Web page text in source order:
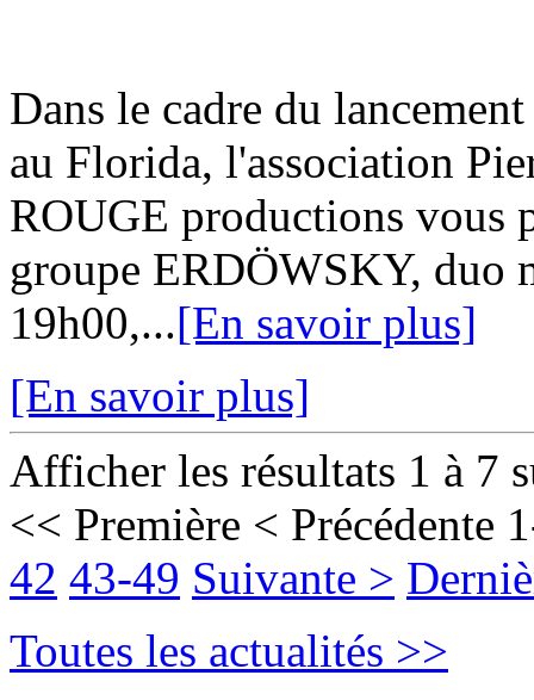
Dans le cadre du
au Florida, l'association
ROUGE productions vous
groupe ERDÖWSKY, duo
19h00,...[En savoir plus]
[En savoir plus]
Afficher les résultats 1 à 7
<< Première < Précédente
42 43-49 Suivante >
Toutes les actualités >>